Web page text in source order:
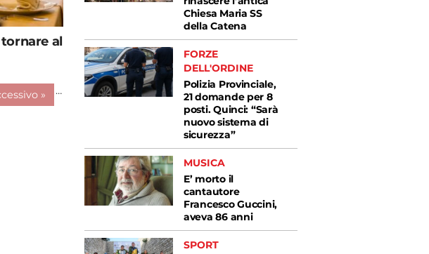
al
…
»
Chiesa Maria SS
della Catena
FORZE
DELL'ORDINE
Polizia Provinciale,
21 domande per 8
posti. Quinci: “Sarà
nuovo sistema di
sicurezza”
MUSICA
E’ morto il
cantautore
Francesco Guccini,
aveva 86 anni
SPORT